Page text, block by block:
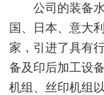
公司的装备水
国、日本、意大
家，引进了具有
备及印后加工设
机组、丝印机组